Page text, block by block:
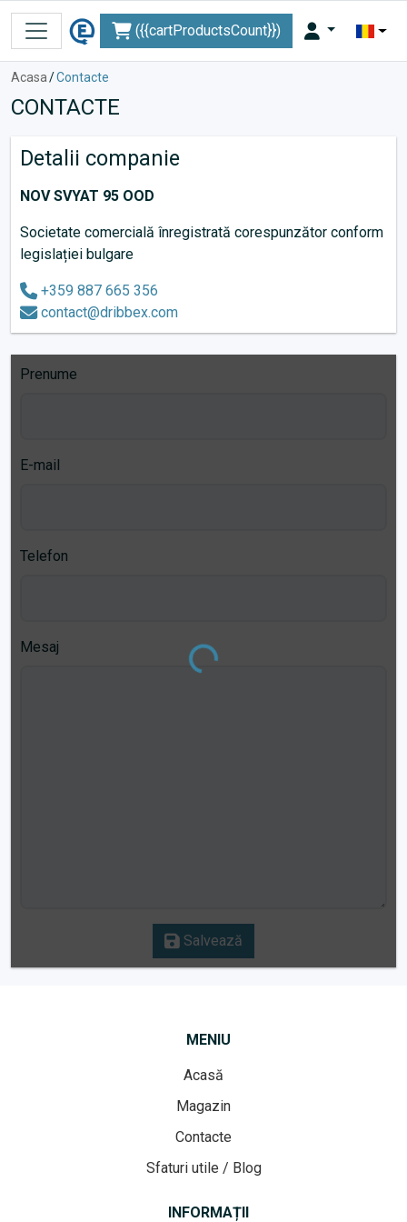
({{cartProductsCount}})
Acasa/Contacte
CONTACTE
Detalii companie
NOV SVYAT 95 OOD
Societate comercială înregistrată corespunzător conform
legislației bulgare
+359 887 665 356
contact@dribbex.com
Prenume
E-mail
Telefon
Mesaj
Loading...
Salvează
MENIU
Acasă
Magazin
Contacte
Sfaturi utile / Blog
INFORMAȚII